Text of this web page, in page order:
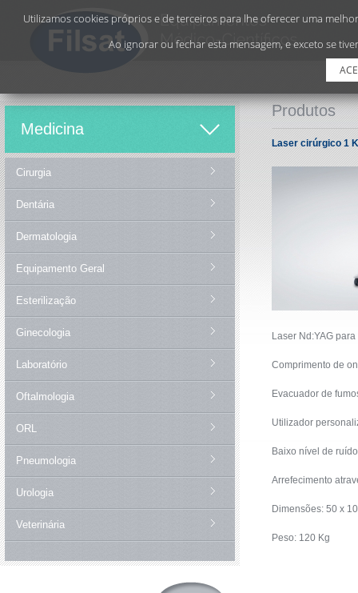
Medicina
Cirurgia
Dentária
Dermatologia
Equipamento Geral
Esterilização
Ginecologia
Laboratório
Oftalmologia
ORL
Pneumologia
Urologia
Veterinária
Produtos
Laser cirúrgico 1
Laser Nd:YAG
Comprimento de
Evacuador de
Utilizador
Baixo nível de ruído
Arrefecimento
Dimensões: 50 x
Peso: 120 Kg
Utilizamos cookies próprios e de terceiros para lhe oferecer uma
Ao ignorar ou fechar esta mensagem, e exceto se